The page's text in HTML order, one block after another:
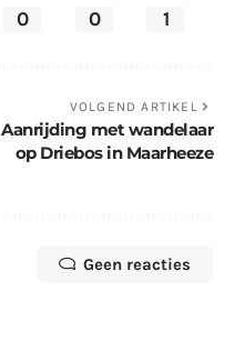
0 0 1
VOLGEND ARTIKEL
Aanrijding met wandelaar
op Driebos in Maarheeze
Geen reacties